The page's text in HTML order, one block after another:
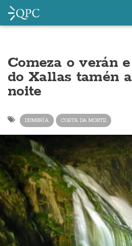
Comeza o verán
do Xallas tamén
noite
DUMBRÍA COSTA DA MORTE